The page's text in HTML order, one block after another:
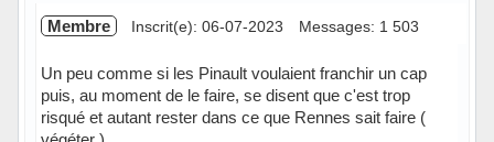
Membre Inscrit(e): 06-07-2023 Messages: 1 503
Un peu comme si les Pinault voulaient franchir un cap
puis, au moment de le faire, se disent que c'est trop
risqué et autant rester dans ce que Rennes sait faire (